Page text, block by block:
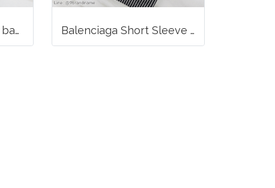
Balenciaga Nano city bag Lamb Balenciaga Short Sleeve Striped Shirt